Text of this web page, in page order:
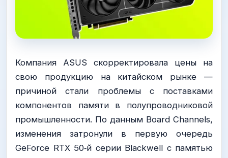
Компания ASUS скорректировала цены на
свою продукцию на китайском рынке —
причиной стали проблемы с поставками
компонентов памяти в полупроводниковой
промышленности. По данным Board Channels,
изменения затронули в первую очередь
GeForce RTX 50‑й серии Blackwell с памятью